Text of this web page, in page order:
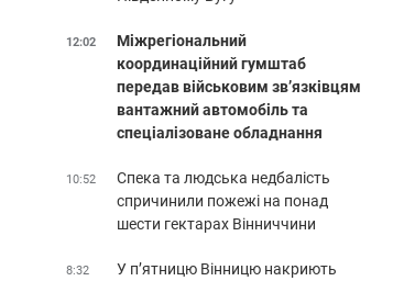
12:02
Міжрегіональний
координаційний гумштаб
передав військовим зв’язківцям
вантажний автомобіль та
спеціалізоване обладнання
10:52
Спека та людська недбалість
спричинили пожежі на понад
шести гектарах Вінниччини
8:32
У п’ятницю Вінницю накриють